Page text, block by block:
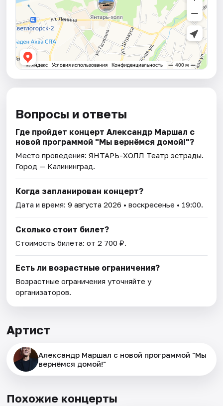
Вопросы и ответы
Где пройдет концерт Александр Маршал с
новой программой "Мы вернёмся домой!"?
Место проведения:ЯНТАРЬ-ХОЛЛ Театр эстрады.
Город — Калининград.
Когда запланирован концерт?
Дата и время:9 августа 2026 • воскресенье • 19:00.
Сколько стоит билет?
Стоимость билета: от 2 700 ₽.
Есть ли возрастные ограничения?
Возрастные ограничения уточняйте у
организаторов.
Артист
Александр Маршал с новой программой "Мы
вернёмся домой!"
Похожие концерты